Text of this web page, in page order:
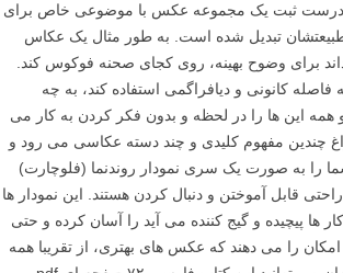
درست ثبت یک مجموعه عکس با موضوعی خاص برای
تبدیل شده است. به طور مثال یک عکاس
برای وضوح بهینه، روی کجای صحنه فوکوس کند.
فاصله کانونی و دیافراگمی استفاده کند، به چه
همه این ها را در لحظه و بدون فکر کردن به کار می
چندین مفهوم کلیدی و چند دسته عکاسی می رود و
را به صورت یک سری نمودار روندنما (فلوچارت)
قابل آموختن و دنبال کردن هستند. این نمودار ها
ها پیچیده و گیج کننده می آید را آسان کرده و حتی
را می دهند که عکس های بهتری، از تقریبا همه